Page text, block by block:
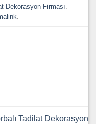
Dekorasyon Firması.
.
Tadilat Dekorasyon